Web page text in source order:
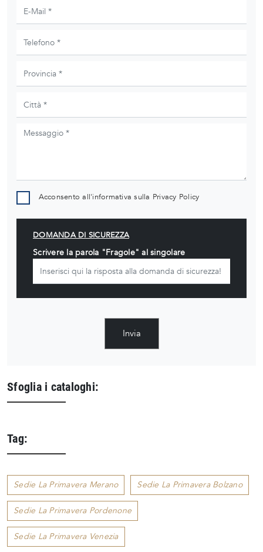
Acconsento all'informativa sulla Privacy Policy
DOMANDA DI SICUREZZA
Scrivere la parola "Fragole" al singolare
Invia
Sfoglia i cataloghi:
Tag:
Sedie La Primavera Merano Sedie La Primavera Bolzano
Sedie La Primavera Pordenone
Sedie La Primavera Venezia